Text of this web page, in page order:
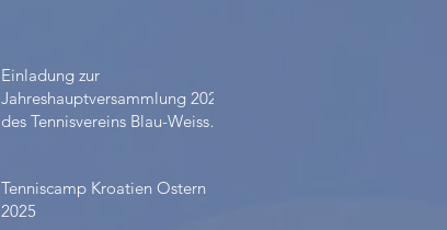
Einladung zur
Jahreshauptversammlung 2024
des Tennisvereins Blau-Weiss
Tenniscamp Kroatien Ostern
2025